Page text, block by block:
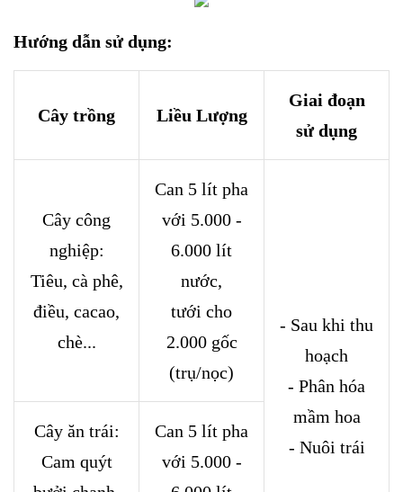
Hướng dẫn sử dụng:
Cây trồng Liều Lượng
Giai đoạn
sử dụng
Cây công
nghiệp:
Tiêu, cà phê,
điều, cacao,
chè...
Can 5 lít pha
với 5.000 -
6.000 lít
nước,
tưới cho
2.000 gốc
(trụ/nọc)
- Sau khi thu
hoạch
- Phân hóa
mầm hoa
- Nuôi trái
Cây ăn trái:
Cam quýt
Can 5 lít pha
với 5.000 -